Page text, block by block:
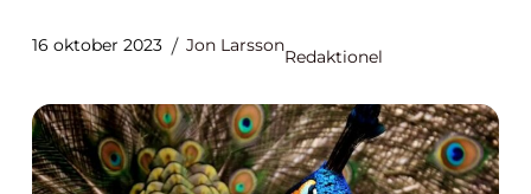
16 oktober 2023 Jon Larsson
Redaktionel